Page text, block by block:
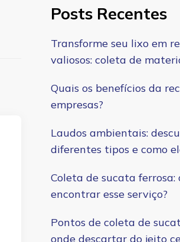
Posts Recentes
Transforme seu lixo em
valiosos: coleta de
Quais os benefícios da
empresas?
Laudos ambientais:
diferentes tipos e como
Coleta de sucata ferrosa:
encontrar esse serviço?
Pontos de coleta de
onde descartar do jeito